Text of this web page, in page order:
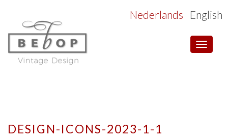
Toggle
Nederlands English
DESIGN-ICONS-2023-1-1